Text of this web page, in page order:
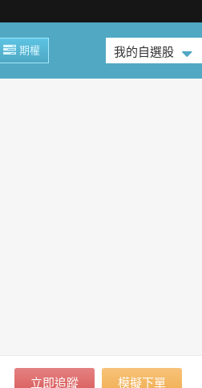
期權 我的自選股
立即追蹤 模擬下單